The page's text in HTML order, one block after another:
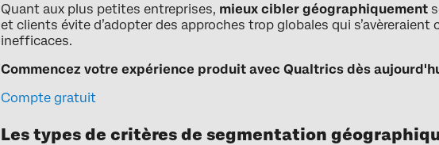
Quant aux plus petites entreprises, mieux cibler géographiquement
et clients évite d’adopter des approches trop globales qui s’avèreraient
inefficaces.
Commencez votre expérience produit avec Qualtrics dès
Compte gratuit
Les types de critères de segmentation